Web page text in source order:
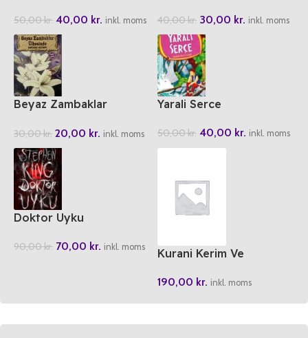
50,00kr. 40,00 kr. inkl. moms 40,00kr. 30,00 kr. inkl. moms
Beyaz Zambaklar
30,00kr. 20,00 kr. inkl. moms
Yarali Serce
50,00kr. 40,00 kr. inkl. moms
Doktor Uyku
90,00kr. 70,00 kr. inkl. moms
Kurani Kerim Ve
Ortaboy Yesil
190,00 kr. inkl. moms